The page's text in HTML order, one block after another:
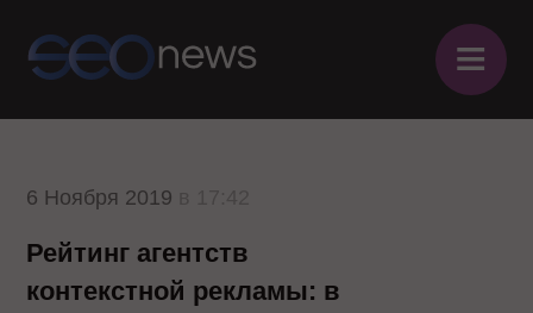
≡
6 Ноября 2019
Рейтинг агентств
контекстной рекламы: в